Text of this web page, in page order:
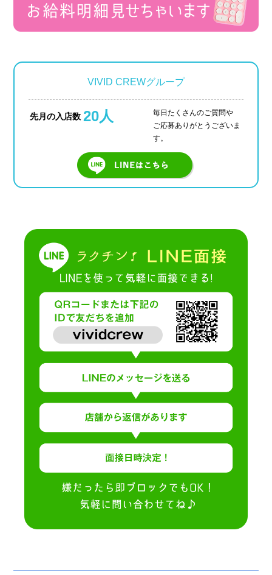
VIVID CREWグループ
先月の入店数 20人
毎日たくさんのご質問や
ご応募ありがとうございま
す。